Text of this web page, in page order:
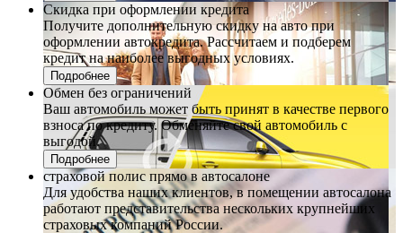
Скидка при оформлении кредита
Получите дополнительную скидку на авто при
оформлении автокредита. Рассчитаем и подберем
кредит на наиболее выгодных условиях.
Подробнее
Обмен без ограничений
Ваш автомобиль может быть принят в качестве первого
взноса по кредиту. Обменяйте свой автомобиль с
выгодой.
Подробнее
страховой полис прямо в автосалоне
Для удобства наших клиентов, в помещении автосалона
работают представительства нескольких крупнейших
страховых компаний России.